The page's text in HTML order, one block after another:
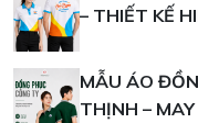
– THIẾT KẾ
MẪU ÁO
THỊNH –